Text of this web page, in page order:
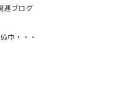
連ブログ
中・・・